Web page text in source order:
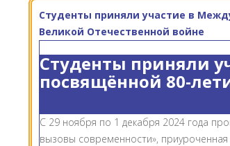
Студенты приняли участие в
Великой Отечественной войне
Студенты приняли
посвящённой 80-
С 29 ноября по 1 декабря 2024 года
вызовы современности»,